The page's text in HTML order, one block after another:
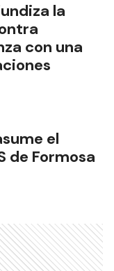
la
con una
el
de Formosa